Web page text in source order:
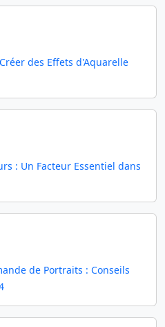
des Effets d'Aquarelle
: Un Facteur Essentiel dans
de Portraits : Conseils